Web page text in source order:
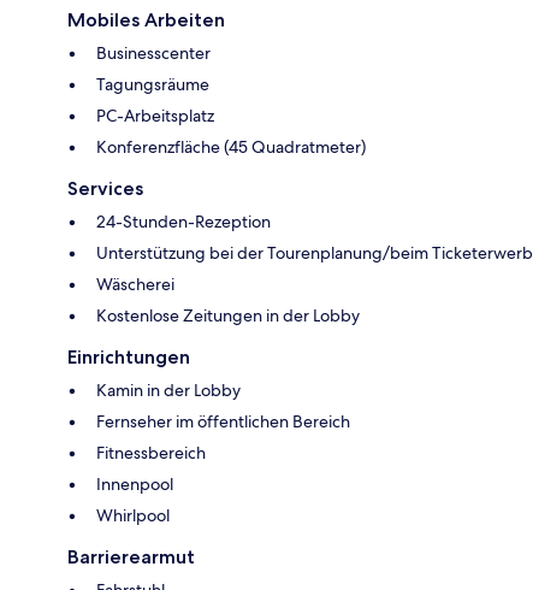
Mobiles Arbeiten
Businesscenter
Tagungsräume
PC-Arbeitsplatz
Konferenzfläche (45 Quadratmeter)
Services
24-Stunden-Rezeption
Unterstützung bei der Tourenplanung/beim Ticketerwerb
Wäscherei
Kostenlose Zeitungen in der Lobby
Einrichtungen
Kamin in der Lobby
Fernseher im öffentlichen Bereich
Fitnessbereich
Innenpool
Whirlpool
Barrierearmut